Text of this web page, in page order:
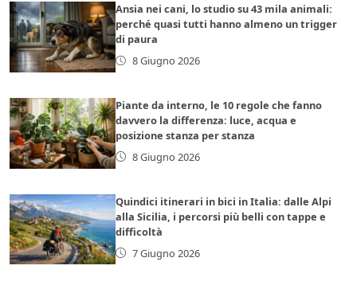
Ansia nei cani, lo studio su 43 mila animali:
perché quasi tutti hanno almeno un trigger
di paura
8 Giugno 2026
Piante da interno, le 10 regole che fanno
davvero la differenza: luce, acqua e
posizione stanza per stanza
8 Giugno 2026
Quindici itinerari in bici in Italia: dalle Alpi
alla Sicilia, i percorsi più belli con tappe e
difficoltà
7 Giugno 2026